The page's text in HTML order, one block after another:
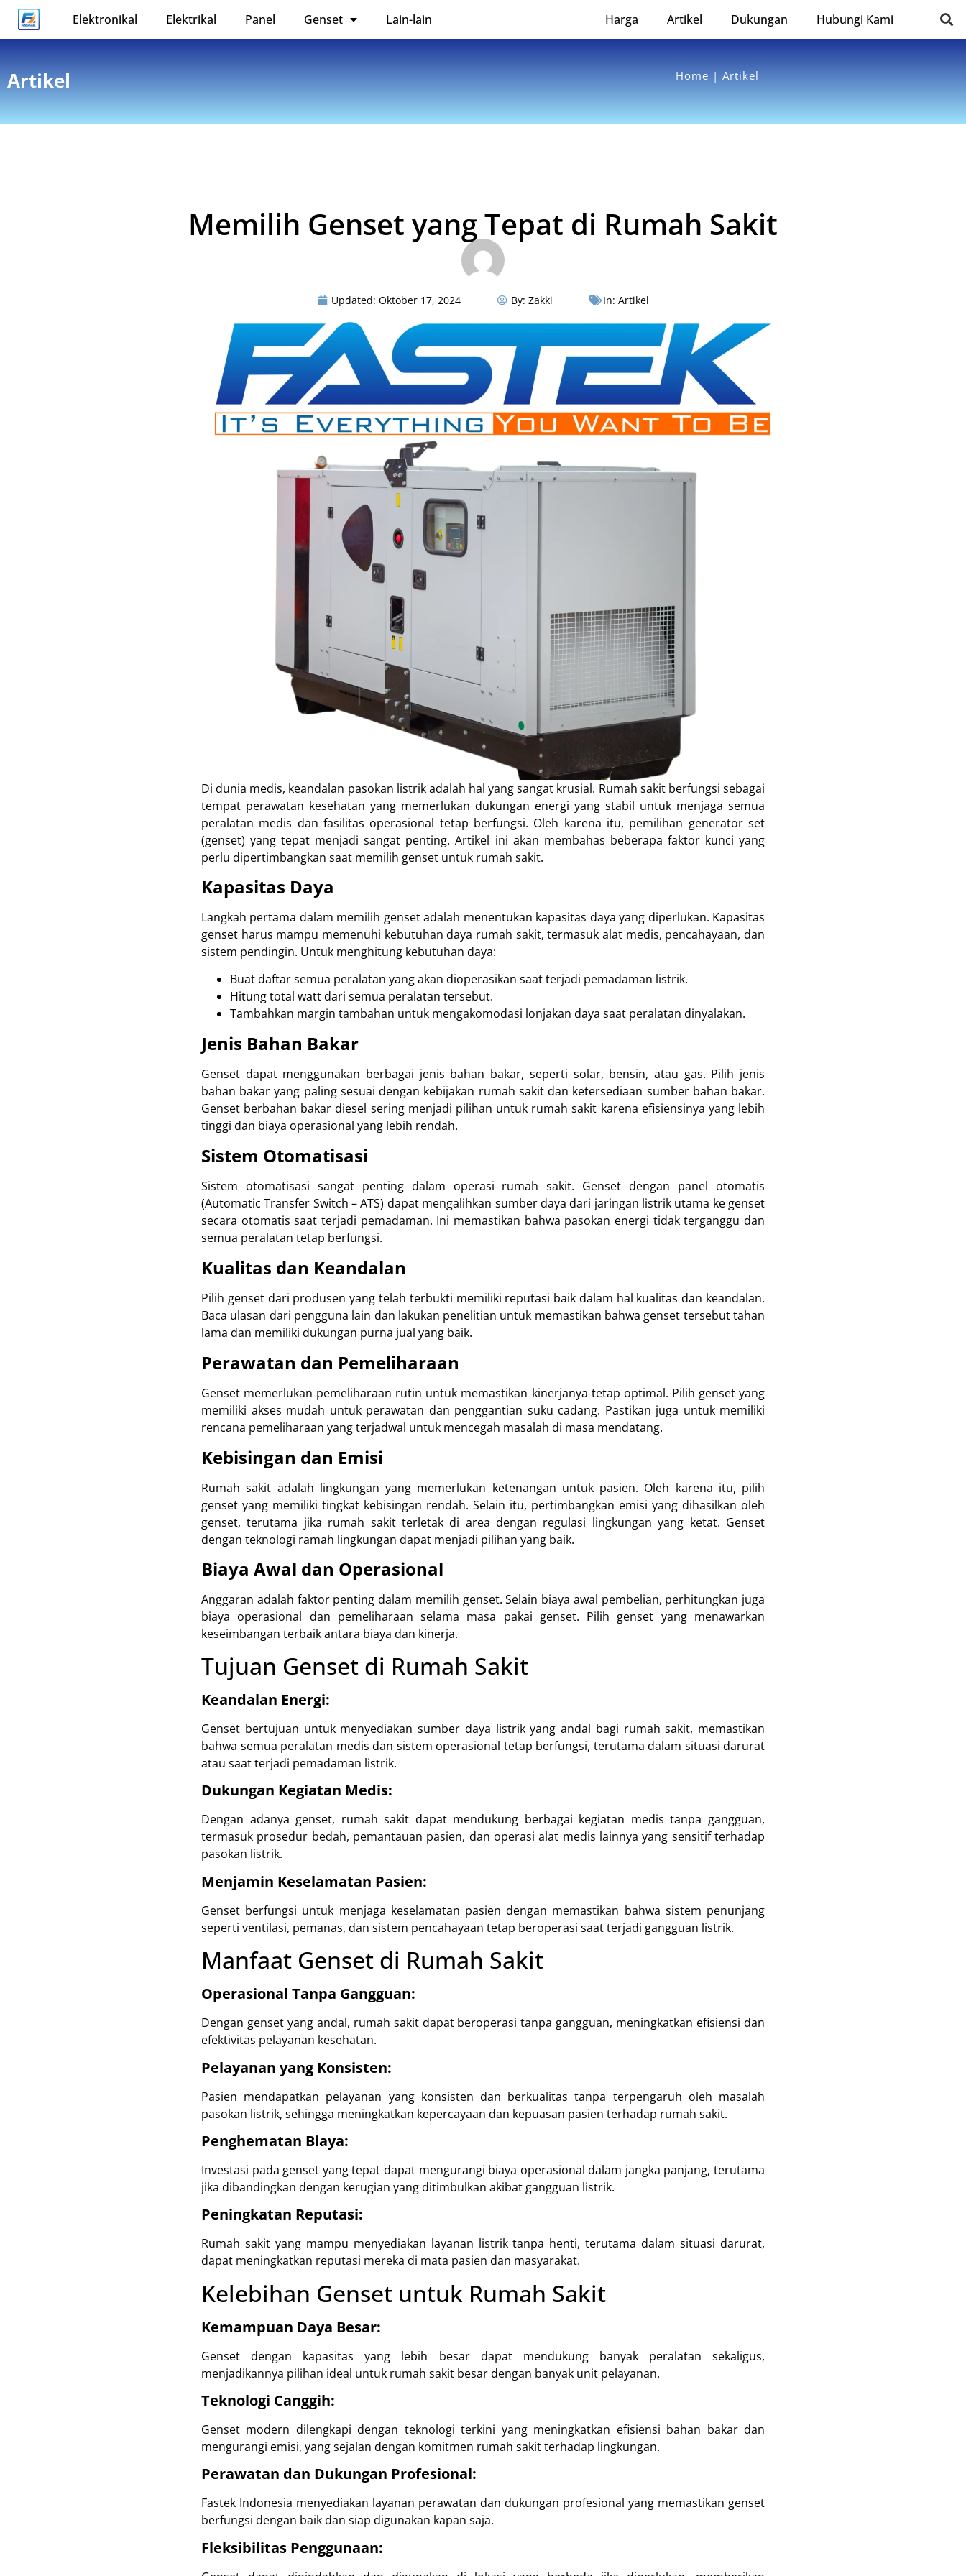
Elektronikal Elektrikal Panel Genset Lain-lain Harga Artikel Dukungan Hubungi Kami
Artikel Home | Artikel
Memilih Genset yang Tepat di Rumah Sakit
Updated: Oktober 17, 2024 By: Zakki In: Artikel
Di dunia medis, keandalan pasokan listrik adalah hal yang sangat krusial. Rumah sakit berfungsi sebagai
tempat perawatan kesehatan yang memerlukan dukungan energi yang stabil untuk menjaga semua
peralatan medis dan fasilitas operasional tetap berfungsi. Oleh karena itu, pemilihan generator set
(genset) yang tepat menjadi sangat penting. Artikel ini akan membahas beberapa faktor kunci yang
perlu dipertimbangkan saat memilih genset untuk rumah sakit.
Kapasitas Daya
Langkah pertama dalam memilih genset adalah menentukan kapasitas daya yang diperlukan. Kapasitas
genset harus mampu memenuhi kebutuhan daya rumah sakit, termasuk alat medis, pencahayaan, dan
sistem pendingin. Untuk menghitung kebutuhan daya:
Buat daftar semua peralatan yang akan dioperasikan saat terjadi pemadaman listrik.
Hitung total watt dari semua peralatan tersebut.
Tambahkan margin tambahan untuk mengakomodasi lonjakan daya saat peralatan dinyalakan.
Jenis Bahan Bakar
Genset dapat menggunakan berbagai jenis bahan bakar, seperti solar, bensin, atau gas. Pilih jenis
bahan bakar yang paling sesuai dengan kebijakan rumah sakit dan ketersediaan sumber bahan bakar.
Genset berbahan bakar diesel sering menjadi pilihan untuk rumah sakit karena efisiensinya yang lebih
tinggi dan biaya operasional yang lebih rendah.
Sistem Otomatisasi
Sistem otomatisasi sangat penting dalam operasi rumah sakit. Genset dengan panel otomatis
(Automatic Transfer Switch – ATS) dapat mengalihkan sumber daya dari jaringan listrik utama ke genset
secara otomatis saat terjadi pemadaman. Ini memastikan bahwa pasokan energi tidak terganggu dan
semua peralatan tetap berfungsi.
Kualitas dan Keandalan
Pilih genset dari produsen yang telah terbukti memiliki reputasi baik dalam hal kualitas dan keandalan.
Baca ulasan dari pengguna lain dan lakukan penelitian untuk memastikan bahwa genset tersebut tahan
lama dan memiliki dukungan purna jual yang baik.
Perawatan dan Pemeliharaan
Genset memerlukan pemeliharaan rutin untuk memastikan kinerjanya tetap optimal. Pilih genset yang
memiliki akses mudah untuk perawatan dan penggantian suku cadang. Pastikan juga untuk memiliki
rencana pemeliharaan yang terjadwal untuk mencegah masalah di masa mendatang.
Kebisingan dan Emisi
Rumah sakit adalah lingkungan yang memerlukan ketenangan untuk pasien. Oleh karena itu, pilih
genset yang memiliki tingkat kebisingan rendah. Selain itu, pertimbangkan emisi yang dihasilkan oleh
genset, terutama jika rumah sakit terletak di area dengan regulasi lingkungan yang ketat. Genset
dengan teknologi ramah lingkungan dapat menjadi pilihan yang baik.
Biaya Awal dan Operasional
Anggaran adalah faktor penting dalam memilih genset. Selain biaya awal pembelian, perhitungkan juga
biaya operasional dan pemeliharaan selama masa pakai genset. Pilih genset yang menawarkan
keseimbangan terbaik antara biaya dan kinerja.
Tujuan Genset di Rumah Sakit
Keandalan Energi:
Genset bertujuan untuk menyediakan sumber daya listrik yang andal bagi rumah sakit, memastikan
bahwa semua peralatan medis dan sistem operasional tetap berfungsi, terutama dalam situasi darurat
atau saat terjadi pemadaman listrik.
Dukungan Kegiatan Medis:
Dengan adanya genset, rumah sakit dapat mendukung berbagai kegiatan medis tanpa gangguan,
termasuk prosedur bedah, pemantauan pasien, dan operasi alat medis lainnya yang sensitif terhadap
pasokan listrik.
Menjamin Keselamatan Pasien:
Genset berfungsi untuk menjaga keselamatan pasien dengan memastikan bahwa sistem penunjang
seperti ventilasi, pemanas, dan sistem pencahayaan tetap beroperasi saat terjadi gangguan listrik.
Manfaat Genset di Rumah Sakit
Operasional Tanpa Gangguan:
Dengan genset yang andal, rumah sakit dapat beroperasi tanpa gangguan, meningkatkan efisiensi dan
efektivitas pelayanan kesehatan.
Pelayanan yang Konsisten:
Pasien mendapatkan pelayanan yang konsisten dan berkualitas tanpa terpengaruh oleh masalah
pasokan listrik, sehingga meningkatkan kepercayaan dan kepuasan pasien terhadap rumah sakit.
Penghematan Biaya:
Investasi pada genset yang tepat dapat mengurangi biaya operasional dalam jangka panjang, terutama
jika dibandingkan dengan kerugian yang ditimbulkan akibat gangguan listrik.
Peningkatan Reputasi:
Rumah sakit yang mampu menyediakan layanan listrik tanpa henti, terutama dalam situasi darurat,
dapat meningkatkan reputasi mereka di mata pasien dan masyarakat.
Kelebihan Genset untuk Rumah Sakit
Kemampuan Daya Besar:
Genset dengan kapasitas yang lebih besar dapat mendukung banyak peralatan sekaligus,
menjadikannya pilihan ideal untuk rumah sakit besar dengan banyak unit pelayanan.
Teknologi Canggih:
Genset modern dilengkapi dengan teknologi terkini yang meningkatkan efisiensi bahan bakar dan
mengurangi emisi, yang sejalan dengan komitmen rumah sakit terhadap lingkungan.
Perawatan dan Dukungan Profesional:
Fastek Indonesia menyediakan layanan perawatan dan dukungan profesional yang memastikan genset
berfungsi dengan baik dan siap digunakan kapan saja.
Fleksibilitas Penggunaan: